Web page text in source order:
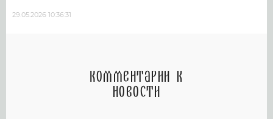
29.05.2026 10:36:31
Комментарии к
новости